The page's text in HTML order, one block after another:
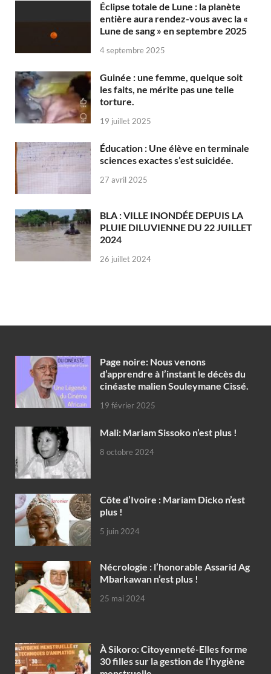
Éclipse totale de Lune : la planète
entière aura rendez-vous avec la «
Lune de sang » en septembre 2025
4 septembre 2025
Guinée : une femme, quelque soit
les faits, ne mérite pas une telle
torture.
19 juillet 2025
Éducation : Une élève en terminale
sciences exactes s’est suicidée.
27 avril 2025
BLA : VILLE INONDÉE DEPUIS LA
PLUIE DILUVIENNE DU 22 JUILLET
2024
26 juillet 2024
Page noire: Nous venons
d’apprendre à l’instant le décès du
cinéaste malien Souleymane Cissé.
19 février 2025
Mali: Mariam Sissoko n’est plus !
8 octobre 2024
Côte d’Ivoire : Mariam Dicko n’est
plus !
5 juin 2024
Nécrologie : l’honorable Assarid Ag
Mbarkawan n’est plus !
25 mai 2024
À Sikoro: Citoyenneté-Elles forme
30 filles sur la gestion de l’hygiène